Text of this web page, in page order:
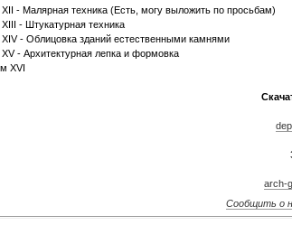
- Малярная техника (Есть, могу выложить по просьбам)
- Штукатурная техника
- Облицовка зданий естественными камнями
- Архитектурная лепка и формовка
XVI
arch-
Сообщить о